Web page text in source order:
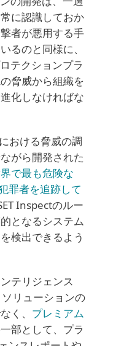
に認識しておか
者が悪用する手
るのと同様に、
テクションプラ
脅威から組織を
化しなければな
おける脅威の調
がら開発された
で最も危険な
罪者を追跡して
Inspectのルー
となるシステム
検出できるよう
テリジェンス
リューションの
く、 プレミアム
部として、プラ